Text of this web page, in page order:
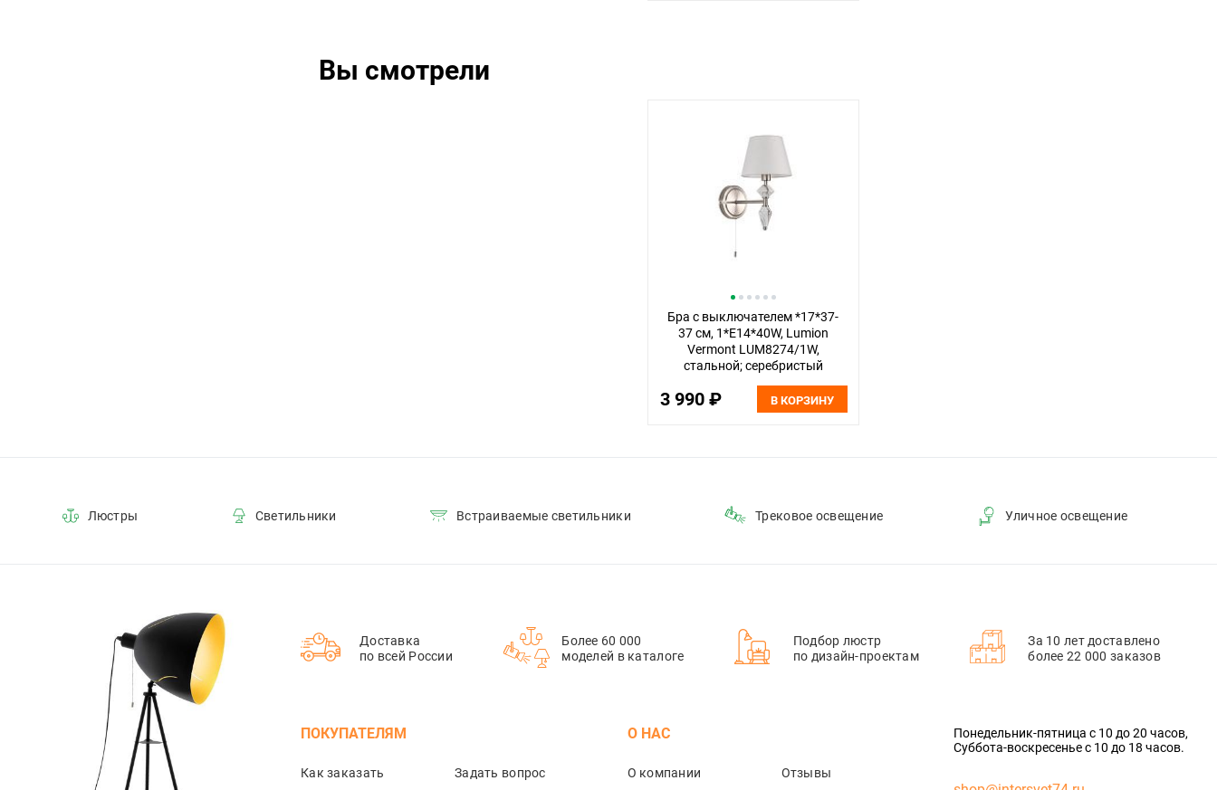
Вы смотрели
Бра с выключателем *17*37-
37 см, 1*E14*40W, Lumion
Vermont LUM8274/1W,
стальной; серебристый
3 990 ₽ В КОРЗИНУ
Люстры Светильники Встраиваемые светильники Трековое освещение Уличное освещение
Доставка
по всей России
Более 60 000
моделей в каталоге
Подбор люстр
по дизайн-проектам
За 10 лет доставлено
более 22 000 заказов
ПОКУПАТЕЛЯМ
Как заказать Задать вопрос
О НАС
О компании Отзывы
Понедельник-пятница с 10 до 20 часов,
Суббота-воскресенье с 10 до 18 часов.